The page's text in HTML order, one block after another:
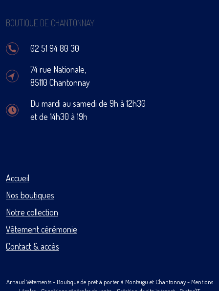
BOUTIQUE DE CHANTONNAY
02 51 94 80 30
74 rue Nationale,
85110 Chantonnay
Du mardi au samedi de 9h à 12h30
et de 14h30 à 19h
Accueil
Nos boutiques
Notre collection
Vêtement cérémonie
Contact & accès
Arnaud Vêtements- Boutique de prêt à porter à Montaigu et Chantonnay - Mentions